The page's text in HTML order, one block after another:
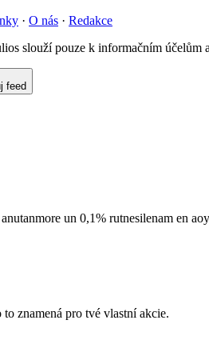
· O nás · Redakce
slouží pouze k informačním účelům
feed
un 0,1% rutnesilenam en
znamená pro tvé vlastní akcie.